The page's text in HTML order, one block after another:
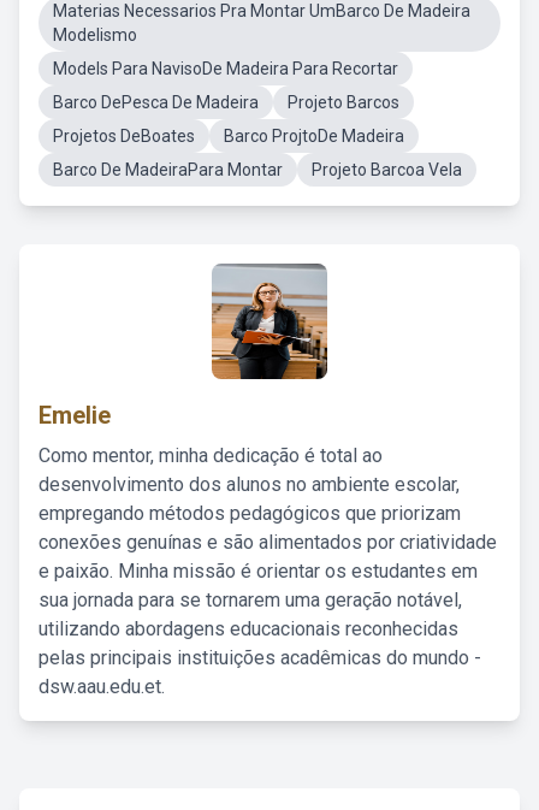
Materias Necessarios Pra Montar UmBarco De Madeira
Modelismo
Models Para NavisoDe Madeira Para Recortar
Barco DePesca De Madeira
Projeto Barcos
Projetos DeBoates
Barco ProjtoDe Madeira
Barco De MadeiraPara Montar
Projeto Barcoa Vela
Emelie
Como mentor, minha dedicação é total ao
desenvolvimento dos alunos no ambiente escolar,
empregando métodos pedagógicos que priorizam
conexões genuínas e são alimentados por criatividade
e paixão. Minha missão é orientar os estudantes em
sua jornada para se tornarem uma geração notável,
utilizando abordagens educacionais reconhecidas
pelas principais instituições acadêmicas do mundo -
dsw.aau.edu.et.